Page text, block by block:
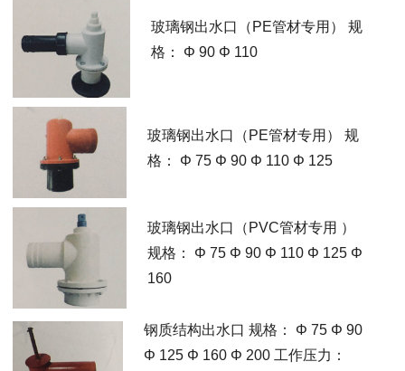
玻璃钢出水口（PE管材专用） 规
格： Φ 90 Φ 110
玻璃钢出水口（PE管材专用） 规
格： Φ 75 Φ 90 Φ 110 Φ 125
玻璃钢出水口（PVC管材专用 ）
规格： Φ 75 Φ 90 Φ 110 Φ 125 Φ
160
钢质结构出水口 规格： Φ 75 Φ 90
Φ 125 Φ 160 Φ 200 工作压力：